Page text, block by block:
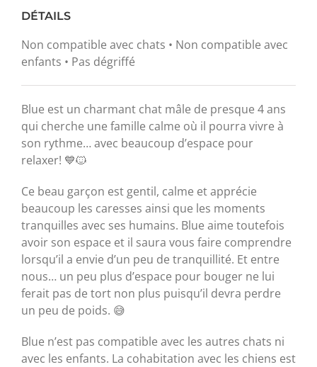
DÉTAILS
Non compatible avec chats • Non compatible avec
enfants • Pas dégriffé
Blue est un charmant chat mâle de presque 4 ans
qui cherche une famille calme où il pourra vivre à
son rythme… avec beaucoup d’espace pour
relaxer! 💙🐱
Ce beau garçon est gentil, calme et apprécie
beaucoup les caresses ainsi que les moments
tranquilles avec ses humains. Blue aime toutefois
avoir son espace et il saura vous faire comprendre
lorsqu’il a envie d’un peu de tranquillité. Et entre
nous… un peu plus d’espace pour bouger ne lui
ferait pas de tort non plus puisqu’il devra perdre
un peu de poids. 😅
Blue n’est pas compatible avec les autres chats ni
avec les enfants. La cohabitation avec les chiens est